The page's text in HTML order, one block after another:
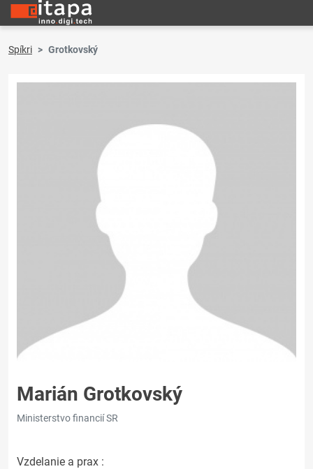
Spíkri Grotkovský
Marián Grotkovský
Ministerstvo financií SR
Vzdelanie a prax :